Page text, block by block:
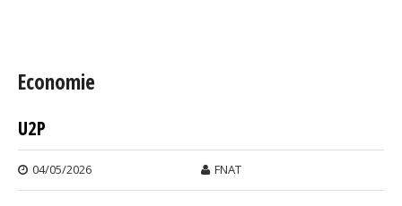
Economie
U2P
04/05/2026 FNAT
Pages